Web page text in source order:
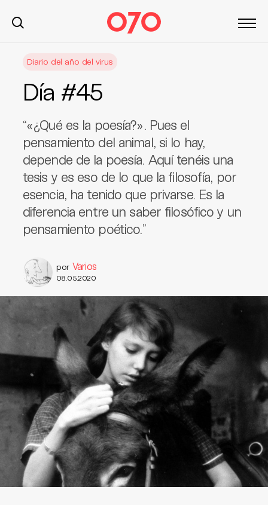
Diario del año del virus
Día #45
“«¿Qué es la poesía?». Pues el
pensamiento del animal, si lo hay,
depende de la poesía. Aquí tenéis una
tesis y es eso de lo que la filosofía, por
esencia, ha tenido que privarse. Es la
diferencia entre un saber filosófico y un
pensamiento poético.”
por Varios
08.05.2020